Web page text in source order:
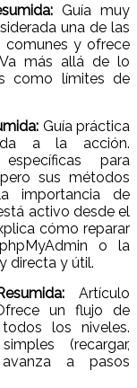
Guía muy
una de las
comunes y ofrece
más allá de lo
como límites de
Guía práctica
a la acción.
específicas para
sus métodos
importancia de
activo desde el
cómo reparar
o la
directa y útil.
Artículo
un flujo de
los niveles.
(recargar,
a pasos